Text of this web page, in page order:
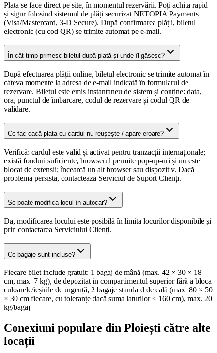
Plata se face direct pe site, în momentul rezervării. Poți achita rapid
și sigur folosind sistemul de plăți securizat NETOPIA Payments
(Visa/Mastercard, 3-D Secure). După confirmarea plății, biletul
electronic (cu cod QR) se trimite automat pe e-mail.
În cât timp primesc biletul după plată și unde îl găsesc?
După efectuarea plății online, biletul electronic se trimite automat în
câteva momente la adresa de e-mail indicată în formularul de
rezervare. Biletul este emis instantaneu de sistem și conține: data,
ora, punctul de îmbarcare, codul de rezervare și codul QR de
validare.
Ce fac dacă plata cu cardul nu reușește / apare eroare?
Verifică: cardul este valid și activat pentru tranzacții internaționale;
există fonduri suficiente; browserul permite pop-up-uri și nu este
blocat de extensii; încearcă un alt browser sau dispozitiv. Dacă
problema persistă, contactează Serviciul de Suport Clienți.
Se poate modifica locul în autocar?
Da, modificarea locului este posibilă în limita locurilor disponibile și
prin contactarea Serviciului Clienți.
Ce bagaje sunt incluse?
Fiecare bilet include gratuit: 1 bagaj de mână (max. 42 × 30 × 18
cm, max. 7 kg), de depozitat în compartimentul superior fără a bloca
culoarele/ieșirile de urgență; 2 bagaje standard de cală (max. 80 × 50
× 30 cm fiecare, cu toleranțe dacă suma laturilor ≤ 160 cm), max. 20
kg/bagaj.
Conexiuni populare din Ploiești către alte
locații